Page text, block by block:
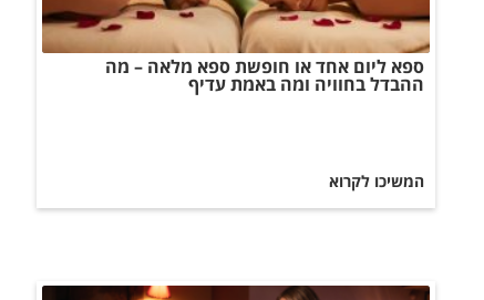
ספא ליום אחד או חופשת ספא מלאה – מה
ההבדל בחוויה ומה באמת עדיף
המשיכו לקרוא